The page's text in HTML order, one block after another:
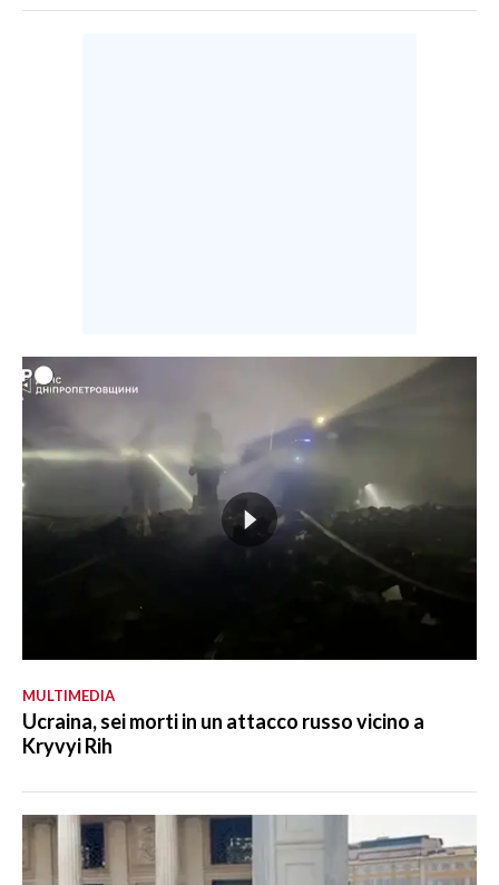
MULTIMEDIA
Ucraina, sei morti in un attacco russo vicino a
Kryvyi Rih